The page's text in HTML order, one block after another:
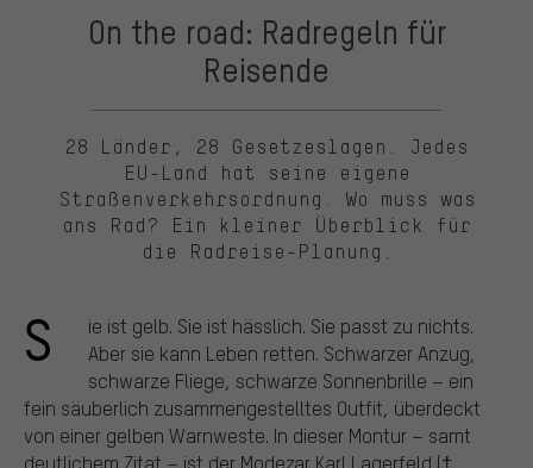
On the road: Radregeln für
Reisende
28 Länder, 28 Gesetzeslagen. Jedes
EU-Land hat seine eigene
Straßenverkehrsordnung. Wo muss was
ans Rad? Ein kleiner Überblick für
die Radreise-Planung.
S
ie ist gelb. Sie ist hässlich. Sie passt zu nichts.
Aber sie kann Leben retten. Schwarzer Anzug,
schwarze Fliege, schwarze Sonnenbrille – ein
fein säuberlich zusammengestelltes Outfit, überdeckt
von einer gelben Warnweste. In dieser Montur – samt
deutlichem Zitat – ist der Modezar Karl Lagerfeld (†